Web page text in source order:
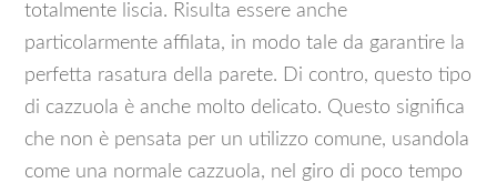
totalmente liscia. Risulta essere anche
particolarmente affilata, in modo tale da garantire la
perfetta rasatura della parete. Di contro, questo tipo
di cazzuola è anche molto delicato. Questo significa
che non è pensata per un utilizzo comune, usandola
come una normale cazzuola, nel giro di poco tempo